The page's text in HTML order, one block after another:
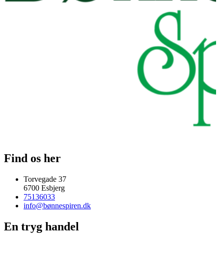
Find os her
Torvegade 37
6700 Esbjerg
75136033
info@bønnespiren.dk
En tryg handel